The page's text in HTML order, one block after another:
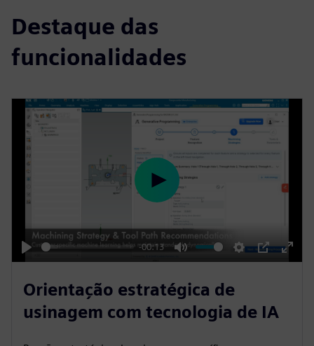
Destaque das
funcionalidades
P
l
y
-00:13
M
t
e
S
t
P
E
a
y
Orientação estratégica de
usinagem com tecnologia de IA